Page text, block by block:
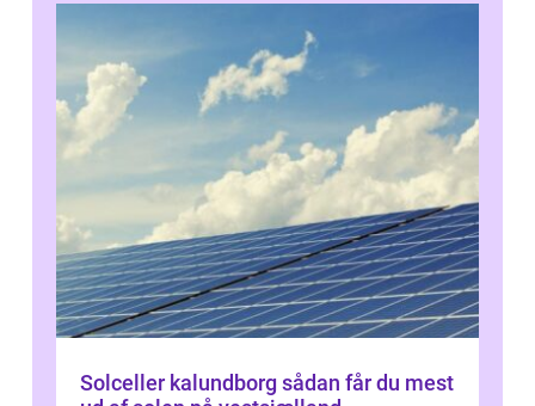
Solceller kalundborg sådan får du mest